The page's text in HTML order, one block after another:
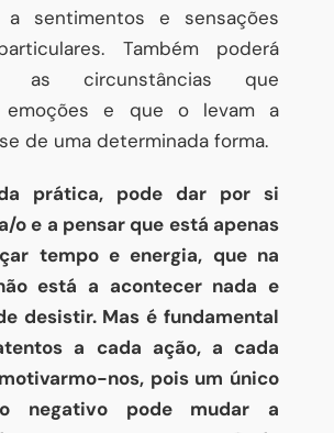
a sentimentos e sensações
Também poderá
as circunstâncias que
emoções e que o levam a
de uma determinada forma.
prática, pode dar por si
o e a pensar que está apenas
tempo e energia, que na
está a acontecer nada e
desistir. Mas é fundamental
a cada ação, a cada
nos, pois um único
negativo pode mudar a